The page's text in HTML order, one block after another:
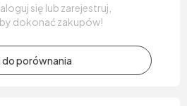
się lub zarejestruj,
dokonać zakupów!